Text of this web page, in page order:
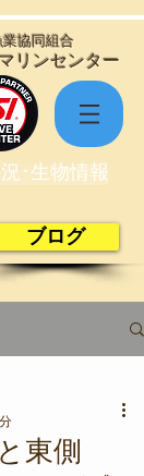
リンセンター
業協同組合
･生物情報
ブログ
東側